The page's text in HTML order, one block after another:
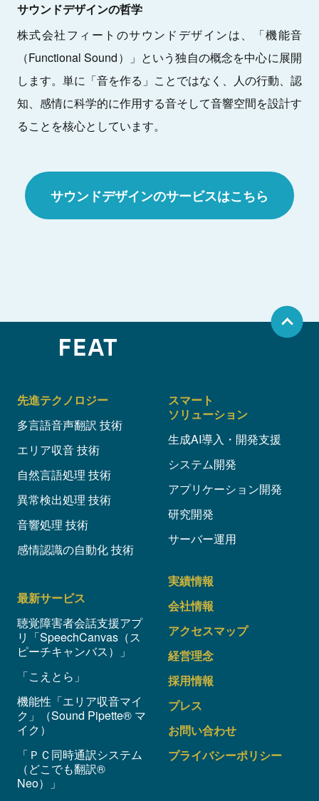
サウンドデザインの哲学
株式会社フィートのサウンドデザインは、「機能音
（Functional Sound）」という独自の概念を中心に展開
します。単に「音を作る」ことではなく、人の行動、認
知、感情に科学的に作用する音そして音響空間を設計す
ることを核心としています。
サウンドデザインのサービスはこちら
先進テクノロジー
多言語音声翻訳 技術
エリア収音 技術
自然言語処理 技術
異常検出処理 技術
音響処理 技術
感情認識の自動化 技術
スマート
ソリューション
生成AI導入・開発支援
システム開発
アプリケーション開発
研究開発
サーバー運用
最新サービス
聴覚障害者会話支援アプ
リ「SpeechCanvas（ス
ピーチキャンバス）」
「こえとら」
機能性「エリア収音マイ
ク」（Sound Pipette® マ
イク）
「ＰＣ同時通訳システム
（どこでも翻訳®
Neo）」
実績情報
会社情報
アクセスマップ
経営理念
採用情報
プレス
お問い合わせ
プライバシーポリシー